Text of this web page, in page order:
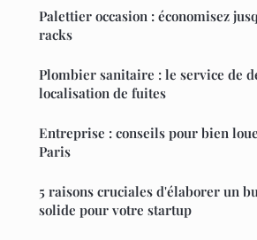
Palettier occasion : économisez
racks
Plombier sanitaire : le service de
localisation de fuites
Entreprise : conseils pour bien
Paris
5 raisons cruciales d'élaborer un
solide pour votre startup